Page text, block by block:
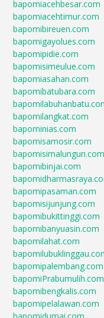
bapomiacehbesar.com
bapomiacehtimur.com
bapomibireuen.com
bapomigayolues.com
bapomipidie.com
bapomisimeulue.com
bapomiasahan.com
bapomibatubara.com
bapomilangkat.com
bapominias.com
bapomisamosir.com
bapomisimalungun.com
bapomibinjai.com
bapomipasaman.com
bapomisijunjung.com
bapomibukittinggi.com
bapomibanyuasin.com
bapomilahat.com
bapomipalembang.com
bapomiPrabumulih.com
bapomibengkalis.com
bapomipelalawan.com